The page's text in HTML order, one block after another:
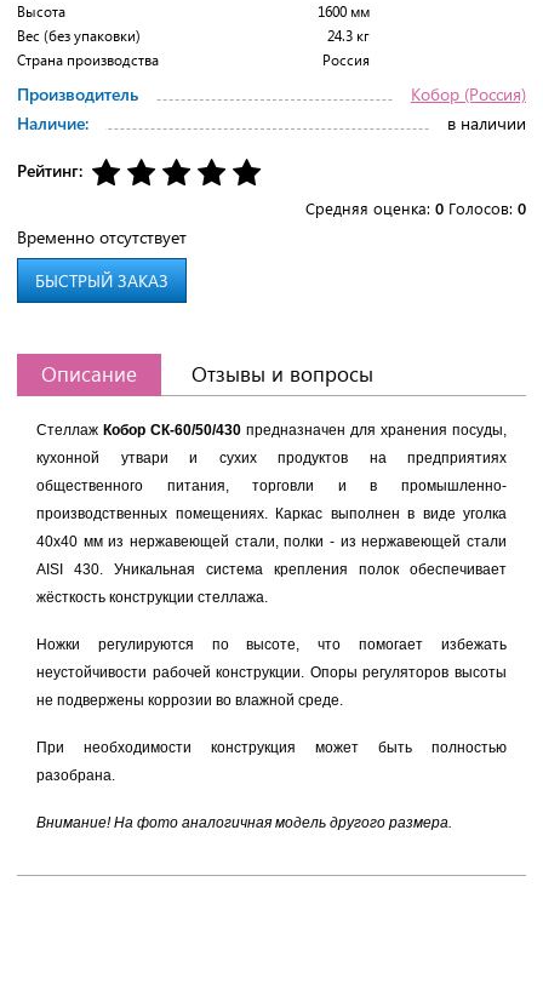
Высота
1600 мм
Вес (без упаковки)
24.3 кг
Страна производства
Россия
Производитель
Кобор (Россия)
Наличие:
в наличии
Рейтинг:
Средняя оценка: 0 Голосов: 0
Временно отсутствует
БЫСТРЫЙ ЗАКАЗ
Описание Отзывы и вопросы
Стеллаж Кобор СК-60/50/430 предназначен для хранения посуды,
кухонной утвари и сухих продуктов на предприятиях
общественного питания, торговли и в промышленно-
производственных помещениях. Каркас выполнен в виде уголка
40х40 мм из нержавеющей стали, полки - из нержавеющей стали
AISI 430. Уникальная система крепления полок обеспечивает
жёсткость конструкции стеллажа.
Ножки регулируются по высоте, что помогает избежать
неустойчивости рабочей конструкции. Опоры регуляторов высоты
не подвержены коррозии во влажной среде.
При необходимости конструкция может быть полностью
разобрана.
Внимание! На фото аналогичная модель другого размера.